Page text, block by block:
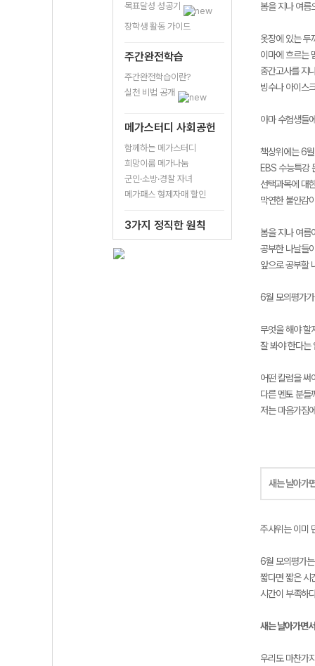
목표달성 성공기
장학생 활동 가이드
주간완전학습
주간완전학습이란?
실천 비법 공개
메가스터디 사회공헌
함께하는 메가스터디
희망이룸 메가나눔
군인·소방·경찰 자녀
메가패스 형제자매 할인
3가지 정직한 원칙
봄을 지나 여름
옷장에 있는 두
이마에 흐르는
중간고사를 지
빙수나 아이스
아마 수험생들
책상위에는 6
EBS 수능특강
선택과목에 대
막연한 불안감
봄을 지나 여름
공부한 나날들
앞으로 공부할
6월 모의평가
무엇을 해야 할
잘 봐야 한다는
어떤 칼럼을 써
다른 멘토 분들
저는 마음가짐
새는 날아가
주사위는 이미
6월 모의평가
짧다면 짧은 시
시간이 부족하
새는 날아가면
우리도 마찬가